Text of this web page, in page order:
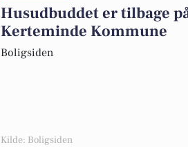
Husudbuddet er tilbage
Kerteminde Kommune
Boligsiden
Kilde: Boligsiden